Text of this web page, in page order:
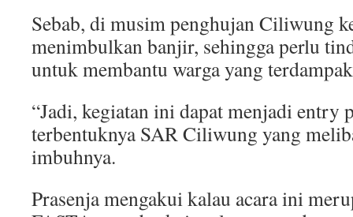
Sebab, di musim penghujan Ciliwung
menimbulkan banjir, sehingga perlu
untuk membantu warga yang
“Jadi, kegiatan ini dapat menjadi entry
terbentuknya SAR Ciliwung yang
imbuhnya.
Prasenja mengakui kalau acara ini